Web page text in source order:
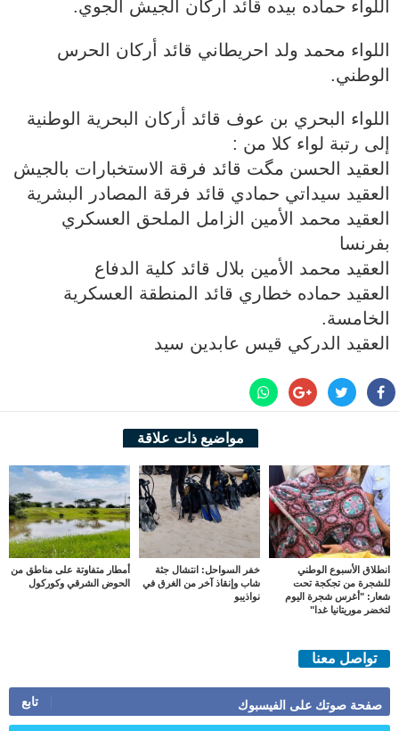
اللواء حماده بيده قائد أركان الجيش الجوي.
اللواء محمد ولد احريطاني قائد أركان الحرس
الوطني.
اللواء البحري بن عوف قائد أركان البحرية الوطنية
إلى رتبة لواء كلا من :
العقيد الحسن مگت قائد فرقة الاستخبارات بالجيش
العقيد سيداتي حمادي قائد فرقة المصادر البشرية
العقيد محمد الأمين الزامل الملحق العسكري
بفرنسا
العقيد محمد الأمين بلال قائد كلية الدفاع
العقيد حماده خطاري قائد المنطقة العسكرية
الخامسة.
العقيد الدركي قيس عابدين سيد
مواضيع ذات علاقة
انطلاق الأسبوع الوطني
للشجرة من تجكجة تحت
شعار: "أغرس شجرة اليوم
لتخضر موريتانيا غدا"
خفر السواحل: انتشال جثة
شاب وإنقاذ آخر من الغرق في
نواذيبو
أمطار متفاوتة على مناطق من
الحوض الشرقي وكوركول
تواصل معنا
صفحة صوتك على الفيسبوك تابع